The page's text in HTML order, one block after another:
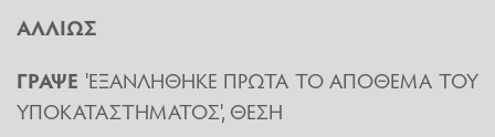
ΑΛΛΙΩΣ
ΓΡΑΨΕ 'ΕΞΑΝΛΗΘΗΚΕ ΠΡΩΤΑ ΤΟ ΑΠΟΘΕΜΑ ΤΟΥ
ΥΠΟΚΑΤΑΣΤΗΜΑΤΟΣ', ΘΕΣΗ